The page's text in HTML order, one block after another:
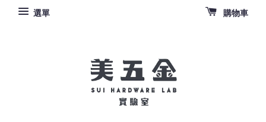
選單 購物車